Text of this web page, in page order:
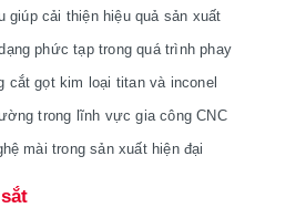
giúp cải thiện hiệu quả sản xuất
phức tạp trong quá trình phay
cắt gọt kim loại titan và inconel
trong lĩnh vực gia công CNC
mài trong sản xuất hiện đại